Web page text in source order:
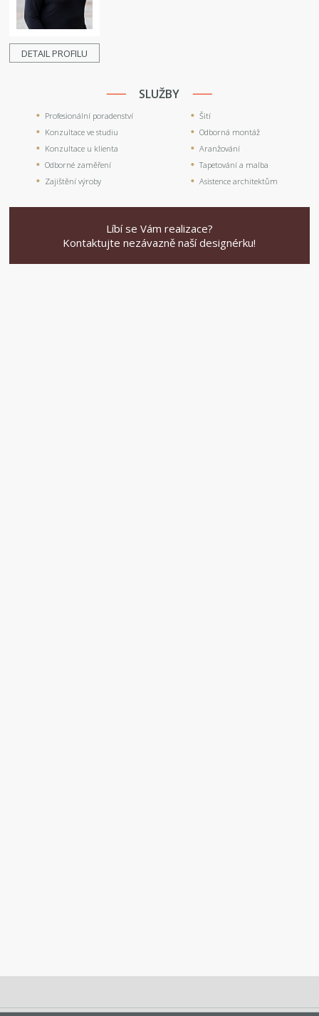
DETAIL PROFILU
SLUŽBY
Profesionální poradenství
Konzultace ve studiu
Konzultace u klienta
Odborné zaměření
Zajištění výroby
Šití
Odborná montáž
Aranžování
Tapetování a malba
Asistence architektům
Líbí se Vám realizace?
Kontaktujte nezávazně naší designérku!